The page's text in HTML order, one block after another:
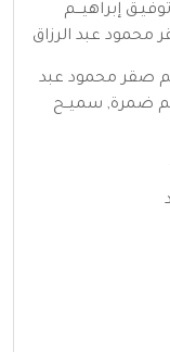
إبراهيـــم
محمود عبد الرزاق
صقر محمود عبد
ضمرة, سميــح